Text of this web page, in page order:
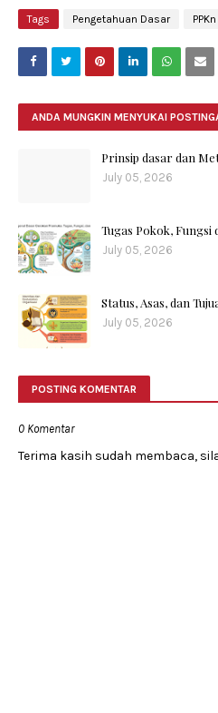
Tags Pengetahuan Dasar PPKn
ANDA MUNGKIN MENYUKAI
Prinsip dasar dan
July 05, 2026
Tugas Pokok, Fungsi
July 05, 2026
Status, Asas, dan
July 05, 2026
POSTING KOMENTAR
0 Komentar
Terima kasih sudah membaca,